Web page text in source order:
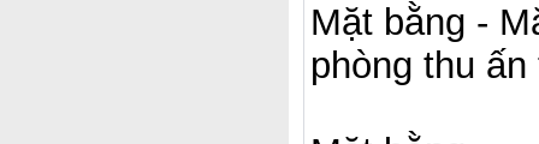
Mặt bằng -
phòng thu